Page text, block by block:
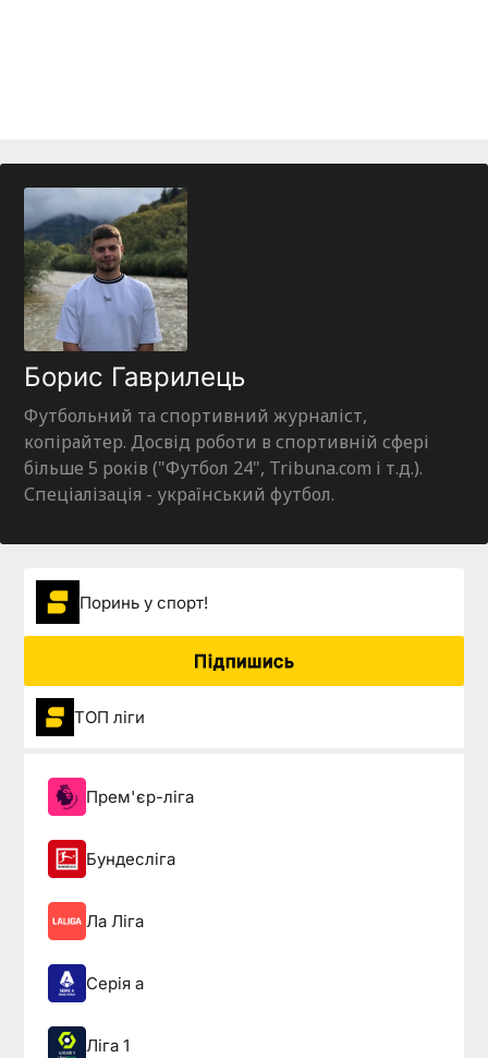
Борис Гаврилець
Футбольний та спортивний журналіст,
копірайтер. Досвід роботи в спортивній сфері
більше 5 років ("Футбол 24", Tribuna.com і т.д.).
Спеціалізація - український футбол.
Поринь у спорт!
Підпишись
ТОП ліги
Прем'єр-ліга
Бундесліга
Ла Ліга
Серія а
Ліга 1